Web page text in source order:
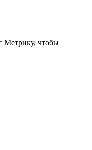
Метрику, чтобы